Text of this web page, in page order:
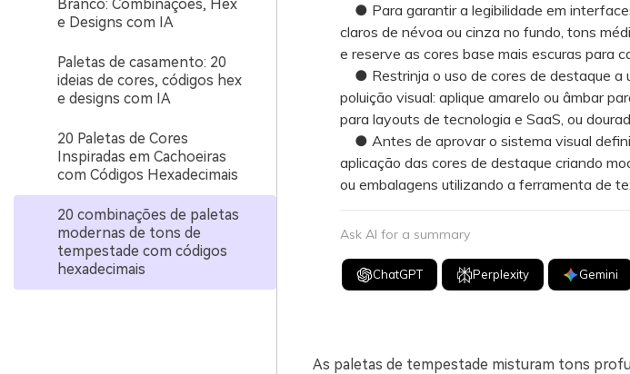
Branco: Combinações, Hex
e Designs com IA
Paletas de casamento: 20
ideias de cores, códigos hex
e designs com IA
20 Paletas de Cores
Inspiradas em Cachoeiras
com Códigos Hexadecimais
20 combinações de paletas
modernas de tons de
tempestade com códigos
hexadecimais
● Para garantir a legibilidade em
claros de névoa ou cinza no fundo, tons
e reserve as cores base mais escuras para
● Restrinja o uso de cores de destaque a
poluição visual: aplique amarelo ou âmbar
para layouts de tecnologia e SaaS, ou
● Antes de aprovar o sistema visual
aplicação das cores de destaque criando
ou embalagens utilizando a ferramenta de
Ask AI for a summary
ChatGPT Perplexity Gemini
As paletas de tempestade misturam tons